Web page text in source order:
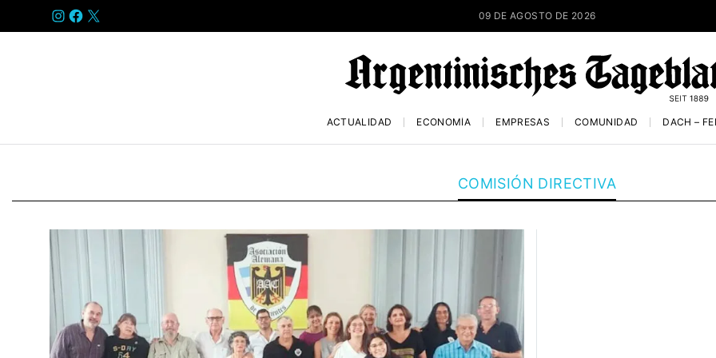
INSTAGRAM
FACEBOOK
X 09 DE AGOSTO DE 2026
ACTUALIDAD ECONOMÍA EMPRESAS COMUNIDAD DACH –
COMISIÓN DIRECTIVA